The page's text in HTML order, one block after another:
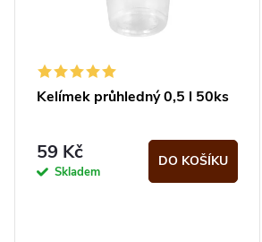
Kelímek průhledný 0,5 l 50ks
59 Kč
Skladem
DO KOŠÍKU